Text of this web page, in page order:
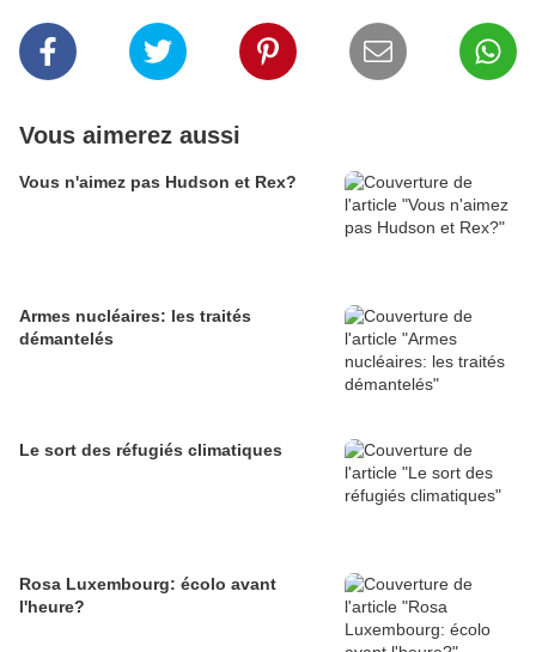
Vous aimerez aussi
Vous n'aimez pas Hudson et Rex?
Armes nucléaires: les traités
démantelés
Le sort des réfugiés climatiques
Rosa Luxembourg: écolo avant
l'heure?